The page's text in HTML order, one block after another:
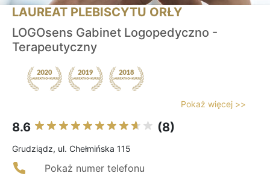
LAUREAT PLEBISCYTU ORŁY
LOGOsens Gabinet Logopedyczno -
Terapeutyczny
Pokaż więcej >>
8.6 (8)
Grudziądz, ul. Chełmińska 115
Pokaż numer telefonu